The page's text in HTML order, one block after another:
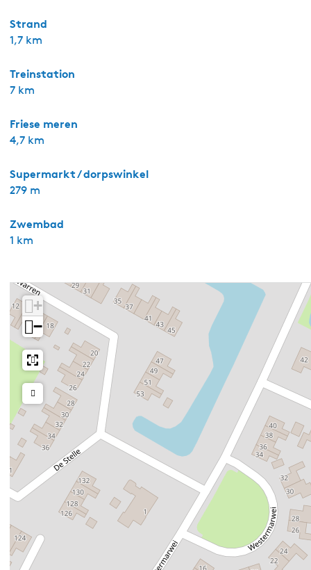
Ligging
Gelegen aan de rand van Joure vind je hotel Harteluk.
In de buurt
Strand
1,7 km
Treinstation
7 km
Friese meren
4,7 km
Supermarkt / dorpswinkel
Zwembad
1 km